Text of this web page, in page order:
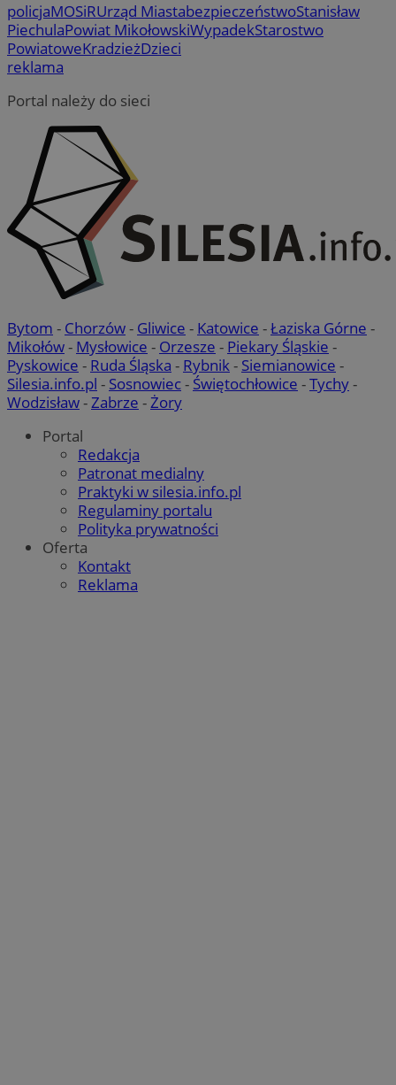
policjaMOSiRUrząd MiastabezpieczeństwoStanisław
PiechulaPowiat MikołowskiWypadekStarostwo
PowiatoweKradzieżDzieci
reklama
Portal należy do sieci
Bytom - Chorzów- Gliwice - Katowice -Łaziska Górne -
Mikołów- Mysłowice - Orzesze - Piekary Śląskie -
Pyskowice - Ruda Śląska - Rybnik - Siemianowice -
Silesia.info.pl - Sosnowiec- Świętochłowice -Tychy-
Wodzisław- Zabrze - Żory
Portal
Redakcja
Patronat medialny
Praktyki w silesia.info.pl
Regulaminy portalu
Polityka prywatności
Oferta
Kontakt
Reklama